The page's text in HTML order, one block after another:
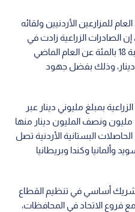
للمزارعين الأردنيين ولقائه
الصادرات الزراعية زادت في
النصف الأول من العام الحالي بنسبة 18 بالمئة عن العام الماضي
مليارا و800 مليون دينار، وذلك بفضل جهود
بمبلغ مليوني دينار عبر
2026، تم صرف مليون ونصف المليون دينار منها
إلى أن الحاصلات البستانية الأردنية تصل
وألمانيا وكندا وبريطانيا
شريك أساسي في تنظيم القطاع
فروع الاتحاد في المحافظات،